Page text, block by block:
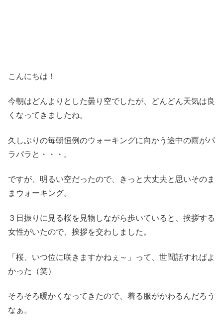
こんにちは！
今朝はどんよりとした曇り空でしたが、どんどん天気は良
くなってきましたね。
久しぶりの毎朝恒例のウォーキングに向かう途中の雨がパ
ラパラと・・・。
ですが、明るい空だったので、きっと大丈夫と思いそのま
まウォーキング。
３日振りに見る桜を見物しながら歩いていると、挨拶する
女性がいたので、挨拶を交わしました。
「桜、いつ位に咲きますかねぇ～」って、世間話すればよ
かった（笑）
そろそろ暖かくなってきたので、着る服がかわるんだろう
なぁ。